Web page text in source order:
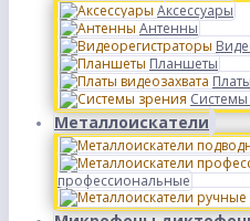
Аксессуары
Антенны
Планшеты
Металлоискатели
профессиональные